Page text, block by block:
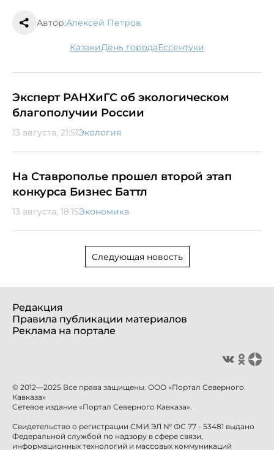
Автор:Алексей Петров
казаки день города Ессентуки
Эксперт РАНХиГС об экологическом
благополучии России
13 августа, 21:51Экология
На Ставрополье прошел второй этап
конкурса Бизнес Баттл
13 августа, 18:15Экономика
Следующая новость
Редакция
Правила публикации материалов
Реклама на портале
© 2012—2025 Все права защищены. ООО «Портал Северного
Кавказа»
Сетевое издание «Портал Северного Кавказа».
Свидетельство о регистрации СМИ ЭЛ № ФС 77 - 53481 выдано
Федеральной службой по надзору в сфере связи,
информационных технологий и массовых коммуникаций